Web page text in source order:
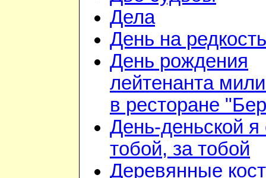
Дела
День на редкость
День рождения
лейтенанта
в ресторане
День-деньской я
тобой, за тобой
Деревянные